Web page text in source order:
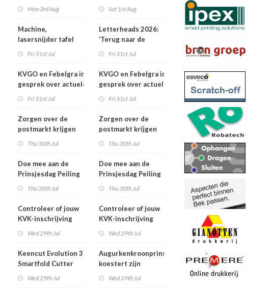
Mon 3rd Aug
Machine,
lasersnijder tafel
Fri 31st Jul
KVGO en Febelgra in
gesprek over actuele
Fri 31st Jul
Zorgen over de
postmarkt krijgen
Thu 30th Jul
Doe mee aan de
Prinsjesdag Peiling
Thu 30th Jul
Controleer of jouw
KVK-inschrijving
Wed 29th Jul
Keencut Evolution 3
Smartfold Cutter
Wed 29th Jul
Sat 1st Aug
Letterheads 2026:
‘Terug naar de
Fri 31st Jul
KVGO en Febelgra in
gesprek over actuele
Fri 31st Jul
Zorgen over de
postmarkt krijgen
Thu 30th Jul
Doe mee aan de
Prinsjesdag Peiling
Thu 30th Jul
Controleer of jouw
KVK-inschrijving
Wed 29th Jul
Augurkenkroonprins
koestert zijn
Wed 29th Jul